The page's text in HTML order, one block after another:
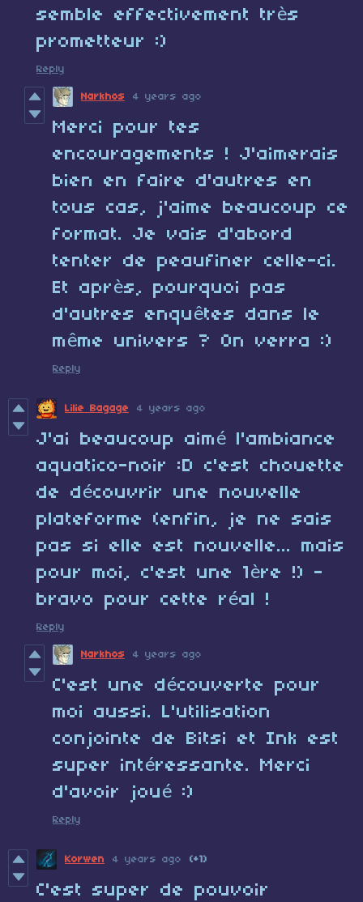
semble effectivement très
prometteur :)
Reply
Narkhos 4 years ago
Merci pour tes
encouragements ! J'aimerais
bien en faire d'autres en
tous cas, j'aime beaucoup ce
format. Je vais d'abord
tenter de peaufiner celle-ci.
Et après, pourquoi pas
d'autres enquêtes dans le
même univers ? On verra :)
Reply
Lilie Bagage 4 years ago
J'ai beaucoup aimé l'ambiance
aquatico-noir :D c'est chouette
de découvrir une nouvelle
plateforme (enfin, je ne sais
pas si elle est nouvelle... mais
pour moi, c'est une 1ère !) -
bravo pour cette réal !
Reply
Narkhos 4 years ago
C'est une découverte pour
moi aussi. L'utilisation
conjointe de Bitsi et Ink est
super intéressante. Merci
d'avoir joué :)
Reply
Korwen 4 years ago (+1)
C'est super de pouvoir